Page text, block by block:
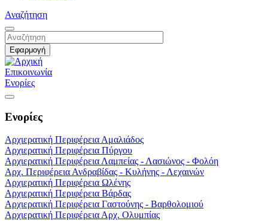
Αναζήτηση
Επικοινωνία
Ενορίες
Ενορίες
Αρχιερατική Περιφέρεια Αμαλιάδος
Αρχιερατική Περιφέρεια Πύργου
Αρχιερατική Περιφέρεια Λαμπείας - Λασιώνος - Φολόη
Αρχ. Περιφέρεια Ανδραβίδας - Κυλήνης - Λεχαινών
Αρχιερατική Περιφέρεια Ωλένης
Αρχιερατική Περιφέρεια Βάρδας
Αρχιερατική Περιφέρεια Γαστούνης - Βαρθολομιού
Αρχιερατική Περιφέρεια Αρχ. Ολυμπίας